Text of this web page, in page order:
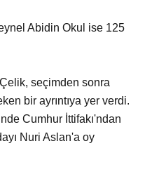
Abidin Okul ise 125
seçimden sonra
bir ayrıntıya yer verdi.
Cumhur İttifakı'ndan
Nuri Aslan'a oy